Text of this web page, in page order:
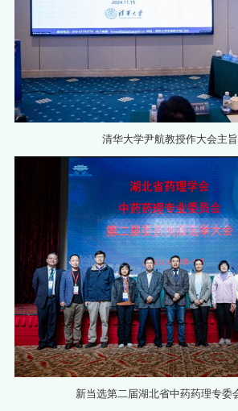
清华大学尹航教授作大会主
新当选第二届湖北省中药药理专委